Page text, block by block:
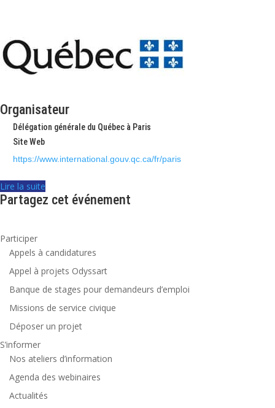
Organisateur
Délégation générale du Québec à Paris
Site Web
https://www.international.gouv.qc.ca/fr/paris
Lire la suite
Partagez cet événement
Participer
Appels à candidatures
Appel à projets Odyssart
Banque de stages pour demandeurs d’emploi
Missions de service civique
Déposer un projet
S’informer
Nos ateliers d’information
Agenda des webinaires
Actualités